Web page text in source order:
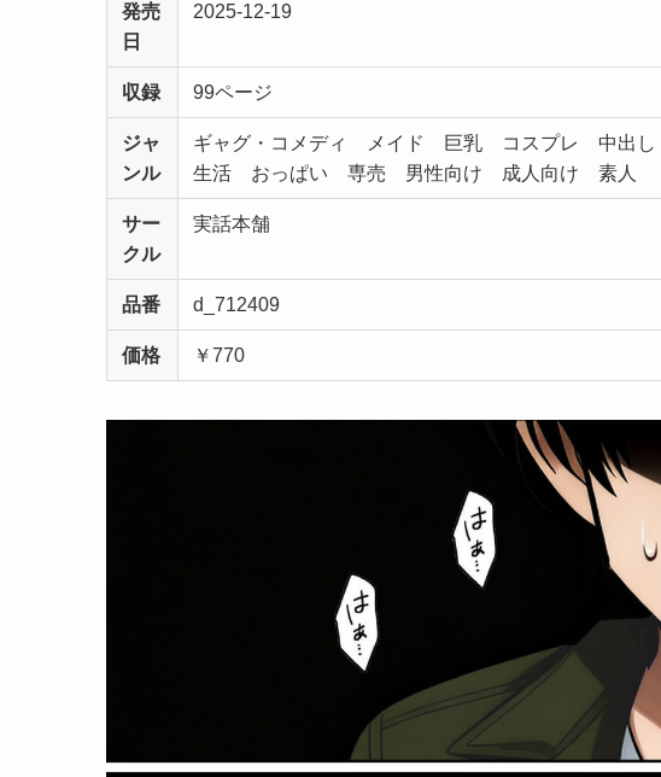
発売
日
2025-12-19
収録 99ページ
ジャ
ンル
ギャグ・コメディ メイド 巨乳 コスプレ 中出
生活 おっぱい 専売 男性向け 成人向け 素人
サー
クル
実話本舗
品番 d_712409
価格 ￥770